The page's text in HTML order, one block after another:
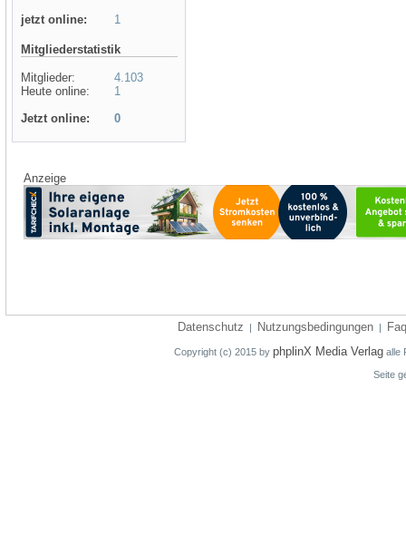
jetzt online:
1
Mitgliederstatistik
Mitglieder:
Heute online:
4.103
1
Jetzt online:
0
Anzeige
Datenschutz | Nutzungsbedingungen | Faq
Copyright (c) 2015 by phplinX Media Verlag alle
Seite